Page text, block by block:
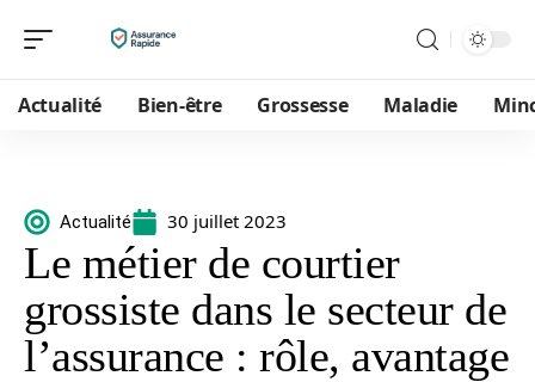
Actualité Bien-être Grossesse Maladie
Actualité 30 juillet 2023
Le métier de courtier
grossiste dans le secteur de
l’assurance : rôle, avantage